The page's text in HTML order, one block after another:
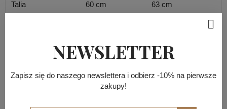
Talia
60 cm
63 cm
SZCZEGÓŁY PRODUKTU
NEWSLETTER
Zapisz się do naszego newslettera i odbierz -10% na pierwsze
zakupy!